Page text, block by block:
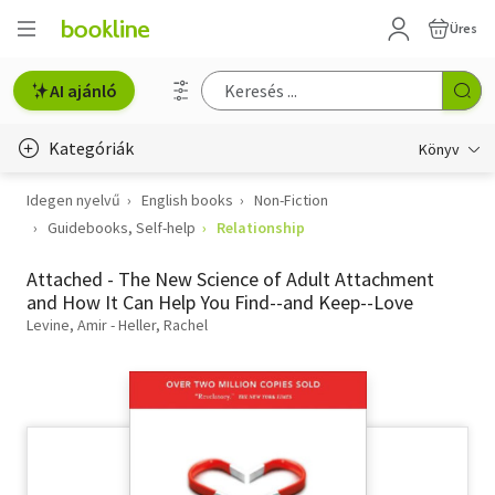
Üres
AI ajánló
Kategóriák Könyv
Életmód, egészség
Gyermek- és ifjúsági
Idegen nyelvű English books
Non-Fiction
Guidebooks, Self-help
Relationship
Attached - The New Science of Adult Attachment
and How It Can Help You Find--and Keep--Love
Levine, Amir - Heller, Rachel